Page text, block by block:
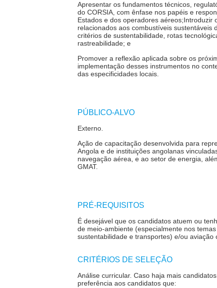
Apresentar os fundamentos técnicos,
do CORSIA, com ênfase nos papéis e
Estados e dos operadores aéreos;Introduzir
relacionados aos combustíveis sustentáveis
critérios de sustentabilidade, rotas
rastreabilidade; e
Promover a reflexão aplicada sobre os
implementação desses instrumentos no
das especificidades locais.
PÚBLICO-ALVO
Externo.
Ação de capacitação desenvolvida para
Angola e de instituições angolanas
navegação aérea, e ao setor de energia,
GMAT.
PRÉ-REQUISITOS
É desejável que os candidatos atuem ou
de meio-ambiente (especialmente nos
sustentabilidade e transportes) e/ou aviação
CRITÉRIOS DE SELEÇÃO
Análise curricular. Caso haja mais
preferência aos candidatos que: